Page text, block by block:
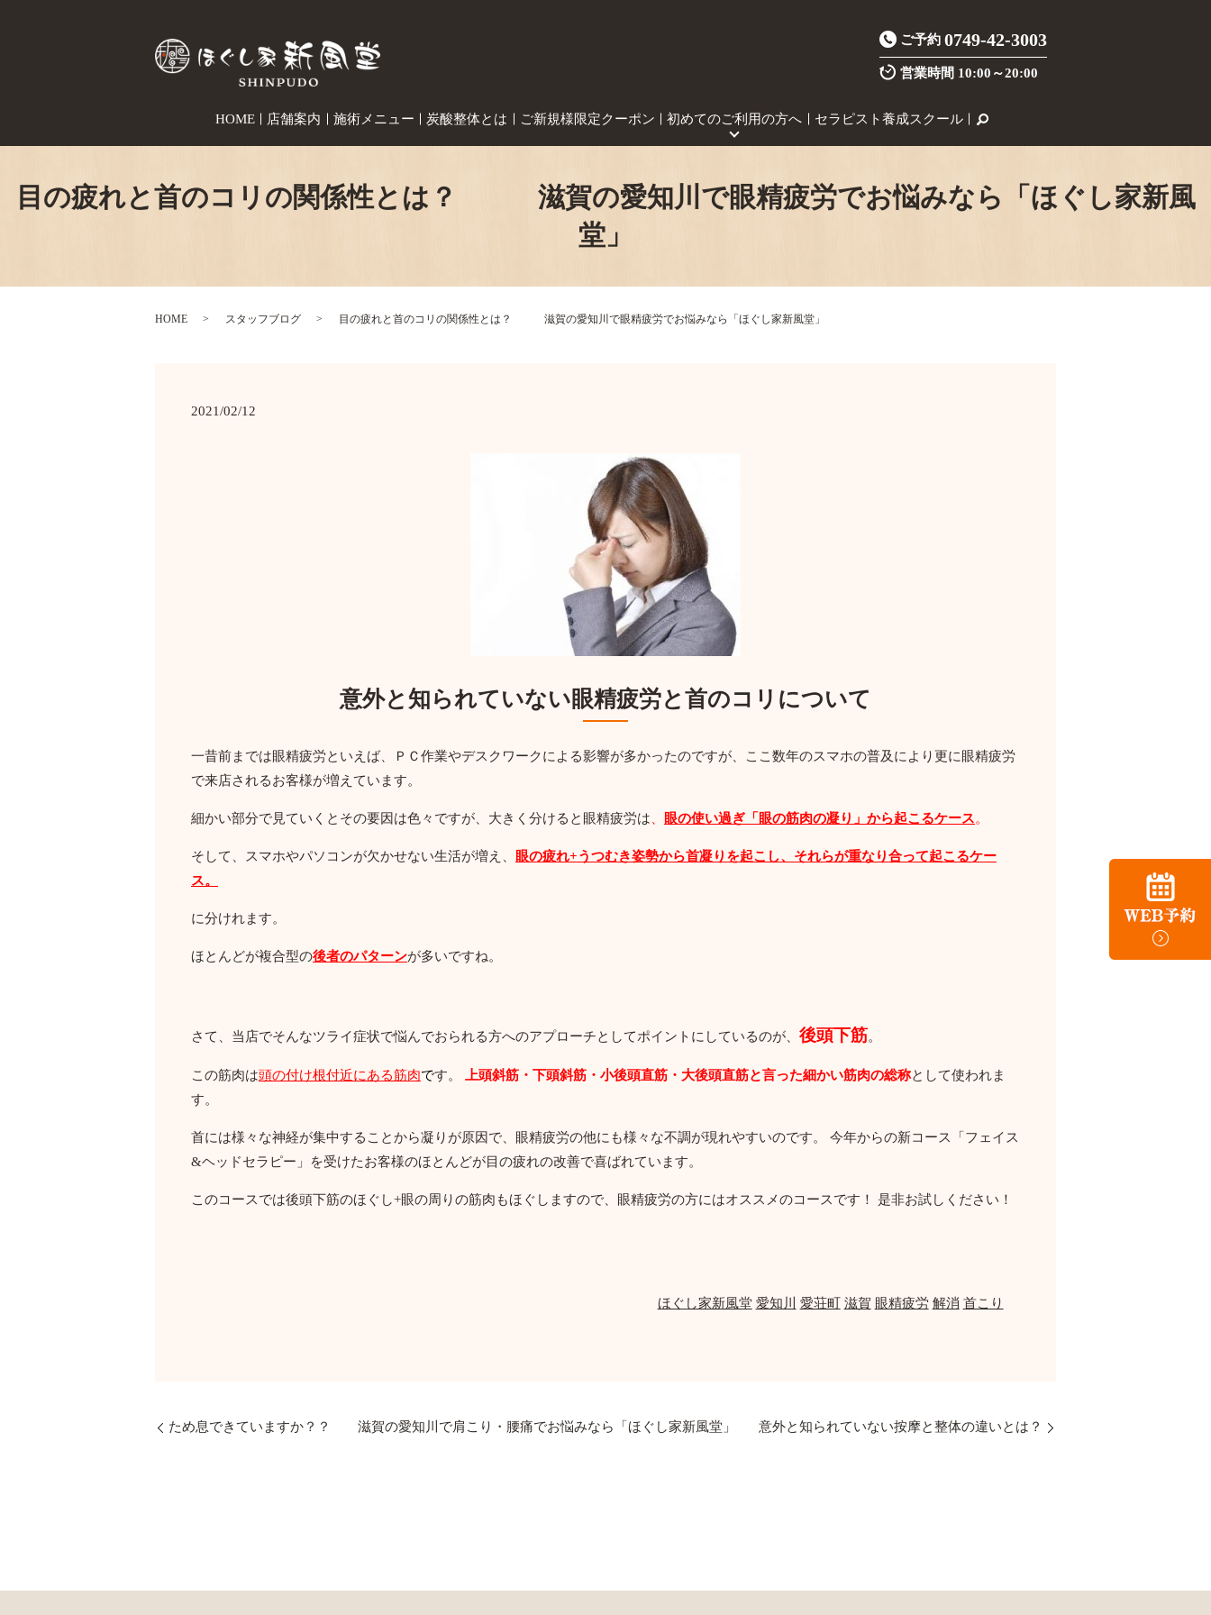
ご予約 0749-42-3003
営業時間 10:00～20:00
HOME 店舗案内 施術メニュー 炭酸整体とは ご新規様限定クーポン 初めてのご利用の方へ セラピスト養成スクール
目の疲れと首のコリの関係性とは？ 滋賀の愛知川で眼精疲労でお悩みなら「ほぐし家新風
堂」
HOME スタッフブログ 目の疲れと首のコリの関係性とは？ 滋賀の愛知川で眼精疲労でお悩みなら「ほぐし家新風堂」
2021/02/12
意外と知られていない眼精疲労と首のコリについて
一昔前までは眼精疲労といえば、ＰＣ作業やデスクワークによる影響が多かったのですが、ここ数年のスマホの普及により更に眼精疲労
で来店されるお客様が増えています。
細かい部分で見ていくとその要因は色々ですが、大きく分けると眼精疲労は 眼の使い過ぎ「眼の筋肉の凝り」から起こるケース。
そして、スマホやパソコンが欠かせない生活が増え、
眼の疲れ+うつむき姿勢から首凝りを起こし、それらが重なり合って起こるケー
ス。
に分けれます。
ほとんどが複合型の後者のパターンが多いですね。
さて、当店でそんなツライ症状で悩んでおられる方へのアプローチとしてポイントにしているのが、 後頭下筋。
この筋肉は頭の付け根付近にある筋肉です。 上頭斜筋・下頭斜筋・小後頭直筋・大後頭直筋と言った細かい筋肉の総称として使われま
す。
首には様々な神経が集中することから凝りが原因で、眼精疲労の他にも様々な不調が現れやすいのです。 今年からの新コース「フェイス
&ヘッドセラピー」を受けたお客様のほとんどが目の疲れの改善で喜ばれています。
このコースでは後頭下筋のほぐし+眼の周りの筋肉もほぐしますので、眼精疲労の方にはオススメのコースです！ 是非お試しください！
ほぐし家新風堂 愛知川 愛荘町 滋賀 眼精疲労 解消 首こり
ため息できていますか？？ 滋賀の愛知川で肩こり・腰痛でお悩みなら「ほぐし家新風堂」 意外と知られていない按摩と整体の違いとは？